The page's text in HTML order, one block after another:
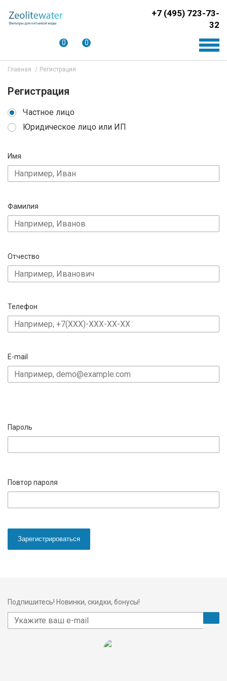
+7 (495) 723-73-
32
0 0
Главная Регистрация
Регистрация
Частное лицо
Юридическое лицо или ИП
Имя
Фамилия
Отчество
Телефон
E-mail
Пароль
Повтор пароля
Зарегистрироваться
Подпишитесь! Новинки, скидки, бонусы!